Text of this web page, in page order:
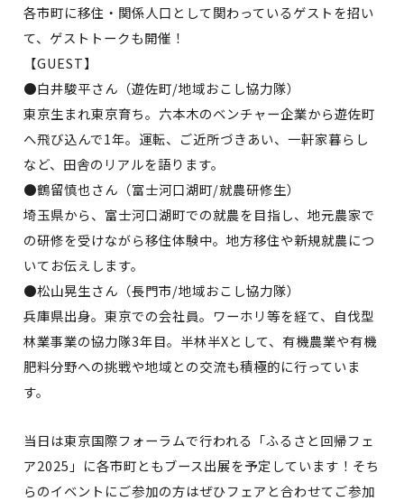
各市町に移住・関係人口として関わっているゲストを招い
て、ゲストトークも開催！
【GUEST】
●白井駿平さん（遊佐町/地域おこし協力隊）
東京生まれ東京育ち。六本木のベンチャー企業から遊佐町
へ飛び込んで1年。運転、ご近所づきあい、一軒家暮らし
など、田舎のリアルを語ります。
●鶴留慎也さん（富士河口湖町/就農研修生）
埼玉県から、富士河口湖町での就農を目指し、地元農家で
の研修を受けながら移住体験中。地方移住や新規就農につ
いてお伝えします。
●松山晃生さん（長門市/地域おこし協力隊）
兵庫県出身。東京での会社員。ワーホリ等を経て、自伐型
林業事業の協力隊3年目。半林半Xとして、有機農業や有機
肥料分野への挑戦や地域との交流も積極的に行っていま
す。
当日は東京国際フォーラムで行われる「ふるさと回帰フェ
ア2025」に各市町ともブース出展を予定しています！そち
らのイベントにご参加の方はぜひフェアと合わせてご参加